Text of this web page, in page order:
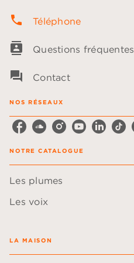
phone Téléphone
contacts Questions fréquentes
question_answer Contact
NOS RÉSEAUX
NOTRE CATALOGUE
Les plumes
Les voix
LA MAISON